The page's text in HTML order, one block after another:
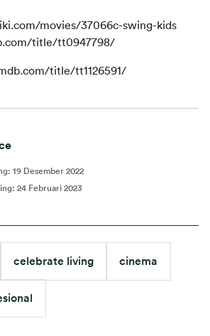
movies/37066c-swing-kids
title/tt0947798/
title/tt1126591/
: 19 Desember 2022
: 24 Februari 2023
celebrate living cinema